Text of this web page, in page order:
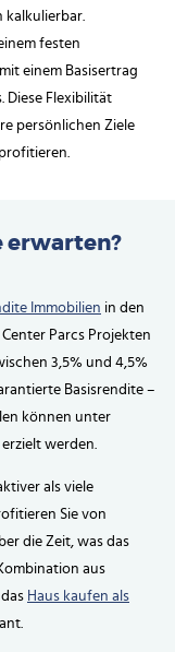
kalkulierbar.
festen
einem Basisertrag
Diese Flexibilität
persönlichen Ziele
erwarten?
Immobilien in den
Parcs Projekten
3,5% und 4,5%
Basisrendite –
können unter
werden.
als viele
Sie von
die Zeit, was das
aus
Haus kaufen als